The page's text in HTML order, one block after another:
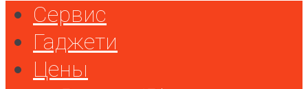
Сервис
Гаджети
Цены